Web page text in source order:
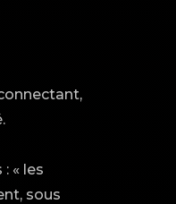
« les
sous